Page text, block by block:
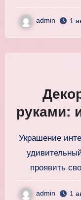
admin 1
руками:
Украшение интерьера собственного дома – это
проявить
admin 1